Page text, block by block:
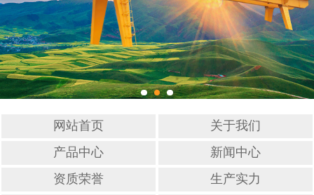
网站首页
关于我们
产品中心
新闻中心
资质荣誉
生产实力